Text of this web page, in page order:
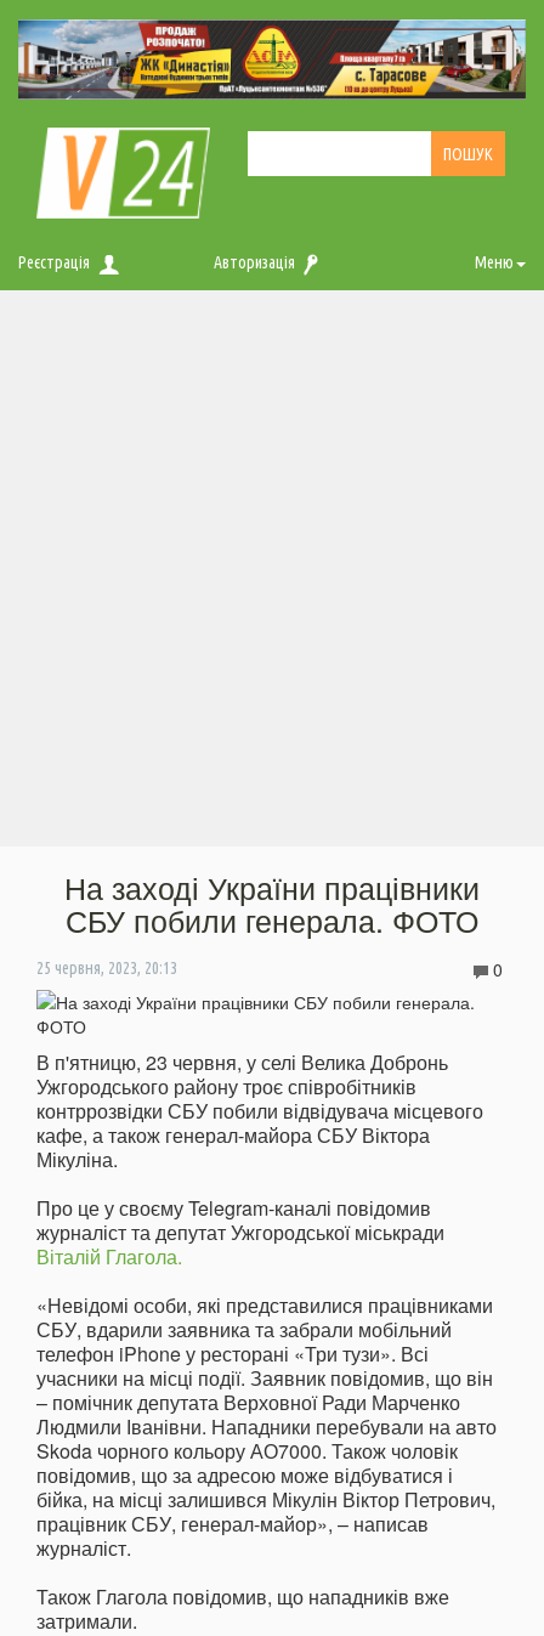
Реєстрація Авторизація Меню
На заході України працівники
СБУ побили генерала. ФОТО
25 червня, 2023, 20:13 0
В п'ятницю, 23 червня, у селі Велика Добронь
Ужгородського району троє співробітників
контррозвідки СБУ побили відвідувача місцевого
кафе, а також генерал-майора СБУ Віктора
Мікуліна.
Про це у своєму Telegram-каналі повідомив
журналіст та депутат Ужгородської міськради
Віталій Глагола.
«Невідомі особи, які представилися працівниками
СБУ, вдарили заявника та забрали мобільний
телефон iPhone у ресторані «Три тузи». Всі
учасники на місці події. Заявник повідомив, що він
– помічник депутата Верховної Ради Марченко
Людмили Іванівни. Нападники перебували на авто
Skoda чорного кольору АО7000. Також чоловік
повідомив, що за адресою може відбуватися і
бійка, на місці залишився Мікулін Віктор Петрович,
працівник СБУ, генерал-майор», – написав
журналіст.
Також Глагола повідомив, що нападників вже
затримали.